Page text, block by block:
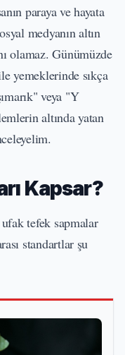
paraya ve hayata
medyanın altın
olamaz. Günümüzde
yemeklerinde sıkça
veya "Y
altında yatan
Kapsar?
tefek sapmalar
standartlar şu